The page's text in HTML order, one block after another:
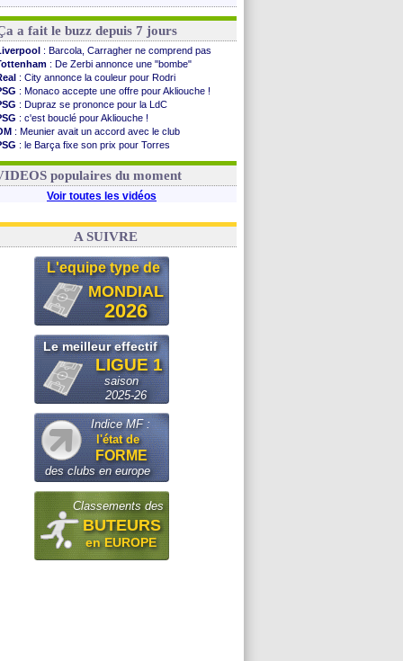
a fait le buzz depuis 7 jours
: Barcola, Carragher ne comprend pas
: De Zerbi annonce une "bombe"
: City annonce la couleur pour Rodri
: Monaco accepte une offre pour Akliouche !
: Dupraz se prononce pour la LdC
: c'est bouclé pour Akliouche !
: Meunier avait un accord avec le club
: le Barça fixe son prix pour Torres
: Infantino sollicite Trump
populaires du moment
Voir toutes les vidéos
A SUIVRE
L'equipe type de
MONDIAL
2026
Le meilleur effectif
LIGUE 1
saison
2025-26
Indice MF :
l'état de
FORME
des clubs en europe
Classements des
BUTEURS
en EUROPE